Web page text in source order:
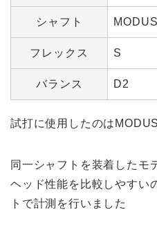
シャフト
フレックス S
バランス D2
試打に使用したのは
同一シャフトを装着したモ
ヘッド性能を比較しやすい
トで計測を行いました